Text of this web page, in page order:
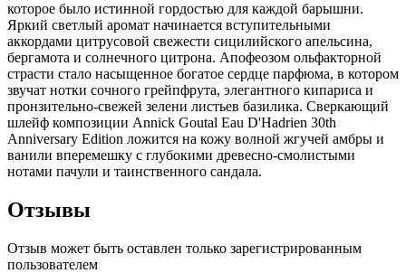
которое было истинной гордостью для каждой барышни.
Яркий светлый аромат начинается вступительными
аккордами цитрусовой свежести сицилийского апельсина,
бергамота и солнечного цитрона. Апофеозом ольфакторной
страсти стало насыщенное богатое сердце парфюма, в котором
звучат нотки сочного грейпфрута, элегантного кипариса и
пронзительно-свежей зелени листьев базилика. Сверкающий
шлейф композиции Annick Goutal Eau D'Hadrien 30th
Anniversary Edition ложится на кожу волной жгучей амбры и
ванили вперемешку с глубокими древесно-смолистыми
нотами пачули и таинственного сандала.
Отзывы
Отзыв может быть оставлен только зарегистрированным
пользователем